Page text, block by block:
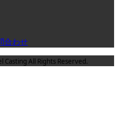
合わせ
All Rights Reserved.